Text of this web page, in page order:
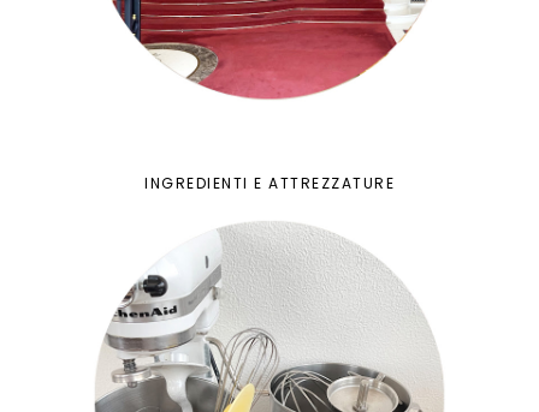
INGREDIENTI E ATTREZZATURE